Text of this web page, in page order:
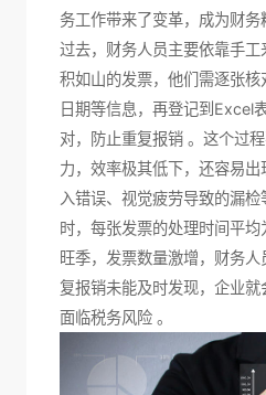
务工作带来了变革，成为财务
过去，财务人员主要依靠手
积如山的发票，他们需逐张
日期等信息，再登记到Excel
对，防止重复报销 。这个过
力，效率极其低下，还容易
入错误、视觉疲劳导致的漏
时，每张发票的处理时间平
旺季，发票数量激增，财务
复报销未能及时发现，企业
面临税务风险 。